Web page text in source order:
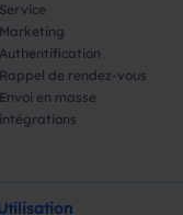
Service
Marketing
Authentification
Rappel de rendez-vous
Envoi en masse
intégrations